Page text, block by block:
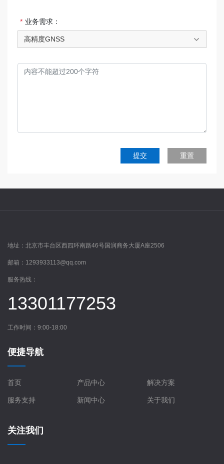
业务需求：
高精度GNSS
提交 重置
地址： 北京市丰台区西四环南路46号国润商务大厦A座2506
邮箱： 1293933113@qq.com
服务热线：
13301177253
工作时间：9:00-18:00
便捷导航
首页 产品中心 解决方案
服务支持 新闻中心 关于我们
关注我们